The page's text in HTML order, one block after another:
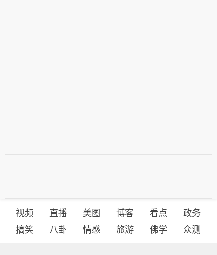
视频 直播 美图 博客 看点
政务
搞笑
八卦 情感 旅游 佛学 众测